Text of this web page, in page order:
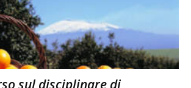
sul disciplinare di